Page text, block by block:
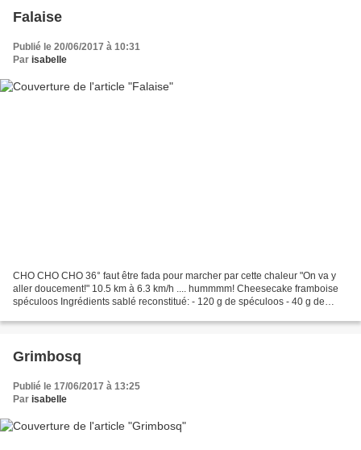
Falaise
Publié le 20/06/2017 à 10:31
Par isabelle
CHO CHO CHO 36° faut être fada pour marcher par cette chaleur "On va y
aller doucement!" 10.5 km à 6.3 km/h .... hummmm! Cheesecake framboise
spéculoos Ingrédients sablé reconstitué: - 120 g de spéculoos - 40 g de
Grimbosq
Publié le 17/06/2017 à 13:25
Par isabelle